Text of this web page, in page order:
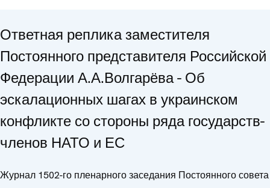
Ответная реплика заместителя
Постоянного представителя Российской
Федерации А.А.Волгарёва - Об
эскалационных шагах в украинском
конфликте со стороны ряда государств-
членов НАТО и ЕС
Журнал 1502-го пленарного заседания Постоянного совета